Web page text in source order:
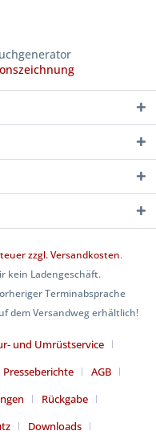
zzgl.Versandkosten.
kein Ladengeschäft.
Terminabsprache
dem Versandweg erhältlich!
und Umrüstservice
Presseberichte
AGB
Rückgabe
Downloads